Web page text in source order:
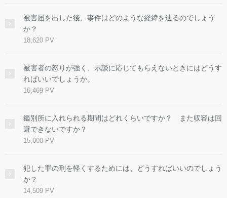
被害届を出した後、事件はどのような経緯を辿るのでしょう
か？
18,620 PV
被害者の怒りが強く、示談に応じてもらえないときにはどうす
ればいいでしょうか。
16,469 PV
鑑別所に入れられる期間はどれくらいですか？ また収容は回
避できないですか？
15,000 PV
犯した罪の刑を軽くするためには、どうすればいいのでしょう
か？
14,509 PV